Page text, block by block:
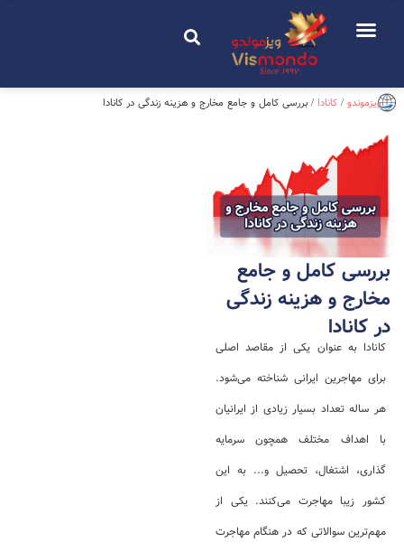
Since 1997
ویزموندو / کانادا / بررسی کامل و جامع مخارج و هزینه زندگی در کانادا
بررسی کامل و جامع
مخارج و هزینه زندگی
در کانادا
کانادا به عنوان یکی از مقاصد اصلی
برای مهاجرین ایرانی شناخته می‌شود.
هر ساله تعداد بسیار زیادی از ایرانیان
با اهداف مختلف همچون سرمایه
گذاری، اشتغال، تحصیل و... به این
کشور زیبا مهاجرت می‌کنند. یکی از
مهم‌ترین سوالاتی که در هنگام مهاجرت